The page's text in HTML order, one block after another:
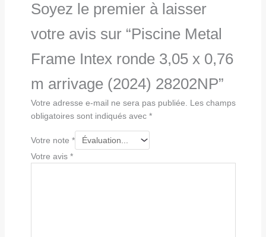
Soyez le premier à laisser
votre avis sur “Piscine Metal
Frame Intex ronde 3,05 x 0,76
m arrivage (2024) 28202NP”
Votre adresse e-mail ne sera pas publiée. Les champs
obligatoires sont indiqués avec *
Votre note *
Votre avis *